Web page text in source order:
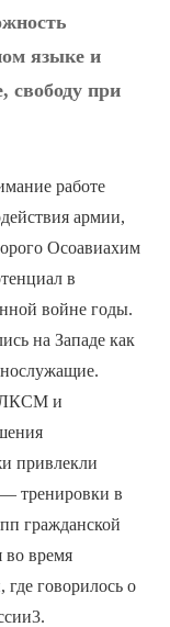
языке и
свободу при
работе
армии,
Осоавиахим
в
войне годы.
на Западе как
и
привлекли
тренировки в
гражданской
во время
говорилось о